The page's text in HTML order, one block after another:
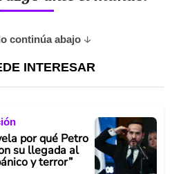
continúa abajo
INTERESAR
por qué Petro
su llegada al
y terror”